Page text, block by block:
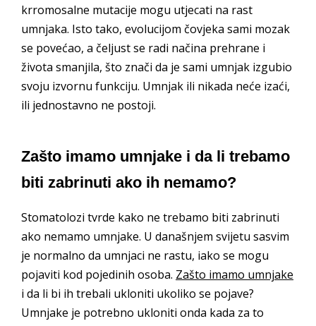
krromosalne mutacije mogu utjecati na rast
umnjaka. Isto tako, evolucijom čovjeka sami mozak
se povećao, a čeljust se radi načina prehrane i
života smanjila, što znači da je sami umnjak izgubio
svoju izvornu funkciju. Umnjak ili nikada neće izaći,
ili jednostavno ne postoji.
Zašto imamo umnjake i da li trebamo
biti zabrinuti ako ih nemamo?
Stomatolozi tvrde kako ne trebamo biti zabrinuti
ako nemamo umnjake. U današnjem svijetu sasvim
je normalno da umnjaci ne rastu, iako se mogu
pojaviti kod pojedinih osoba. Zašto imamo umnjake
i da li bi ih trebali ukloniti ukoliko se pojave?
Umnjake je potrebno ukloniti onda kada za to